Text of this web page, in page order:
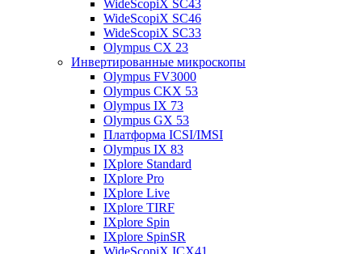
WideScopiX SC43
WideScopiX SC46
WideScopiX SC33
Olympus CX 23
Инвертированные микроскопы
Olympus FV3000
Olympus CKX 53
Olympus IX 73
Olympus GX 53
Платформа ICSI/IMSI
Olympus IX 83
IXplore Standard
IXplore Pro
IXplore Live
IXplore TIRF
IXplore Spin
IXplore SpinSR